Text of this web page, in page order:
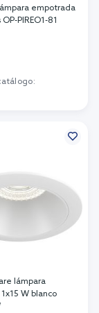
empotrada
PIREO1-81
lámpara
W blanco